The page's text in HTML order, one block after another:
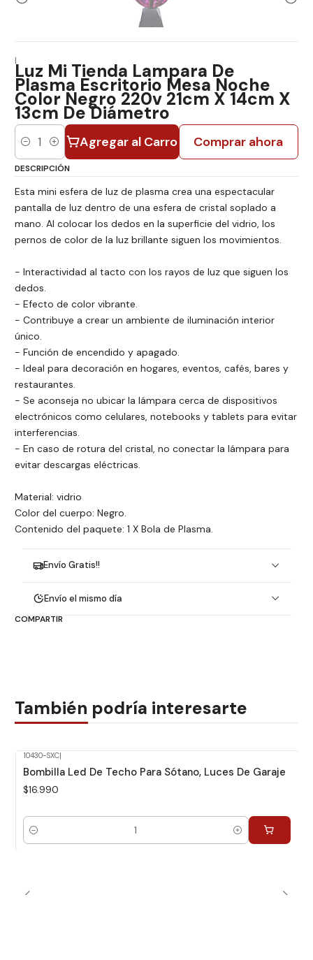
|Luz Mi Tienda Lampara De
Plasma Escritorio Mesa Noche
Color Negro 220v 21cm X 14cm X
13cm De Diámetro
Cantidad Agregar al Carro Comprar ahora
DESCRIPCIÓN
Esta mini esfera de luz de plasma crea una espectacular
pantalla de luz dentro de una esfera de cristal soplado a
mano. Al colocar los dedos en la superficie del vidrio, los
pernos de color de la luz brillante siguen los movimientos.
- Interactividad al tacto con los rayos de luz que siguen los
dedos.
- Efecto de color vibrante.
- Contribuye a crear un ambiente de iluminación interior
único.
- Función de encendido y apagado.
- Ideal para decoración en hogares, eventos, cafés, bares y
restaurantes.
- Se aconseja no ubicar la lámpara cerca de dispositivos
electrónicos como celulares, notebooks y tablets para evitar
interferencias.
- En caso de rotura del cristal, no conectar la lámpara para
evitar descargas eléctricas.
Material: vidrio
Color del cuerpo: Negro.
Contenido del paquete: 1 X Bola de Plasma.
Envío Gratis!!
Envío el mismo día
COMPARTIR
También podría interesarte
10430-SXC|
Bombilla Led De Techo Para Sótano, Luces De Garaje
$16.990
Cantidad